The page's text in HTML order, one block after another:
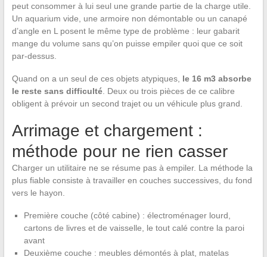
peut consommer à lui seul une grande partie de la charge utile.
Un aquarium vide, une armoire non démontable ou un canapé
d’angle en L posent le même type de problème : leur gabarit
mange du volume sans qu’on puisse empiler quoi que ce soit
par-dessus.
Quand on a un seul de ces objets atypiques, le 16 m3 absorbe
le reste sans difficulté. Deux ou trois pièces de ce calibre
obligent à prévoir un second trajet ou un véhicule plus grand.
Arrimage et chargement :
méthode pour ne rien casser
Charger un utilitaire ne se résume pas à empiler. La méthode la
plus fiable consiste à travailler en couches successives, du fond
vers le hayon.
Première couche (côté cabine) : électroménager lourd,
cartons de livres et de vaisselle, le tout calé contre la paroi
avant
Deuxième couche : meubles démontés à plat, matelas